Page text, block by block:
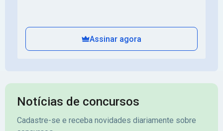
Assinar agora
Notícias de concursos
Cadastre-se e receba novidades diariamente sobre